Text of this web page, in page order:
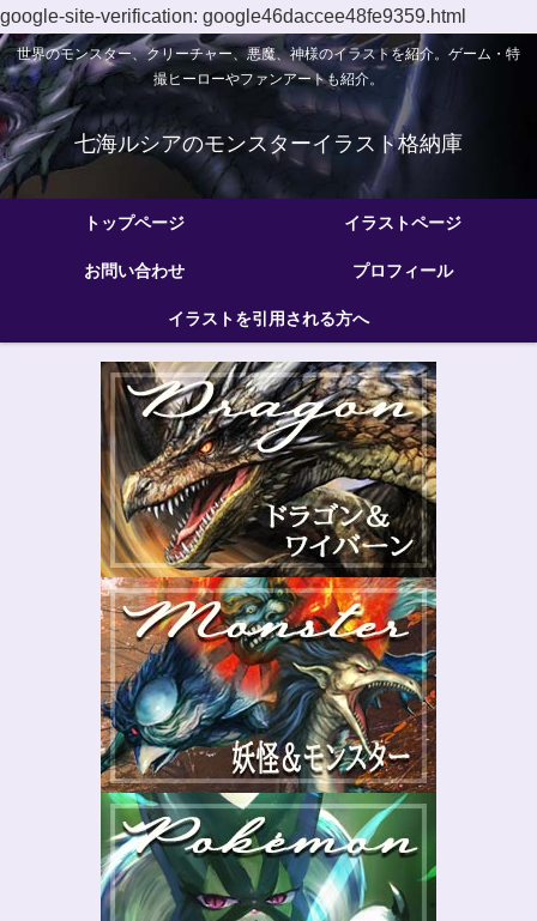
google-site-verification: google46daccee48fe9359.html
世界のモンスター、クリーチャー、悪魔、神様のイラストを紹介。ゲーム・特
撮ヒーローやファンアートも紹介。
七海ルシアのモンスターイラスト格納庫
トップページ イラストページ
お問い合わせ プロフィール
イラストを引用される方へ